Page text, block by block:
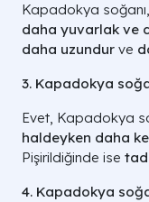
Kapadokya
daha yuvarlak ve
daha uzundur ve
3. Kapadokya
Evet, Kapadokya
haldeyken daha
Pişirildiğinde ise
4. Kapadokya